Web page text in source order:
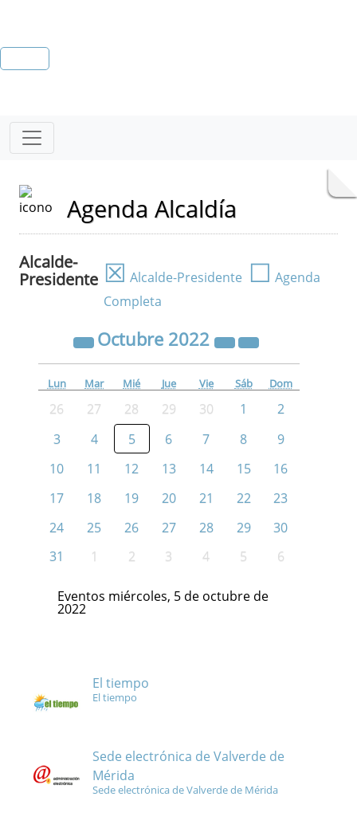
Agenda Alcaldía
Alcalde-
Presidente ☒ Alcalde-Presidente ☐ Agenda
Completa
Octubre 2022
Lun Mar Mié Jue Vie Sáb Dom
26 27 28 29 30 1
2
3
4 5 6 7 8
9
10
11 12 13 14 15
16
17
18 19 20 21 22
23
24
25 26 27 28 29
30
31
1 2 3 4 5 6
Eventos miércoles, 5 de octubre de
2022
El tiempo
El tiempo
Sede electrónica de Valverde de
Mérida
Sede electrónica de Valverde de Mérida